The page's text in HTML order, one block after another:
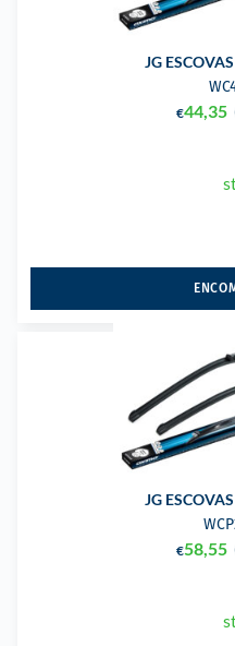
JG
€44,35
JG
€58,55